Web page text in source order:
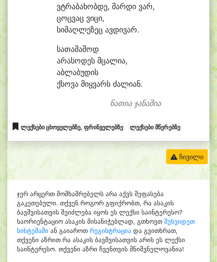
ვტრაბახობდე, მარდი ვარ,
ცოცვაც ვიცი,
სიმაღლეზეც ავდივარ.
სათამაშოდ
არასოდეს მცალია,
აბლაბუდის
ქსოვა მიყვარს ძალიან.
ნათია ჯანაშია
ლექსები ცხოველებზე, ფრინველებზე ლექსები მწერებზე
ჩივილი
ჯერ არცერთ მომხამრებელს არა აქვს შეფასება
გაკეთებული. თქვენ როგორ გფიქრობთ, რა ასაკის
ბავშვისათვის შეიძლება იყოს ეს ლექსი საინტერესო?
საორიენტაციო ასაკის მისანიჭებლად, გთხოვთ შეხვიდეთ
სისტემაში ან გაიაროთ რეგისტრაცია და გვითხრათ,
თქვენი აზრით რა ასაკის ბავშვისათვის არის ეს ლექსი
საინტერესო. თქვენი აზრი ჩვენთვის მნიშვნელოვანია!